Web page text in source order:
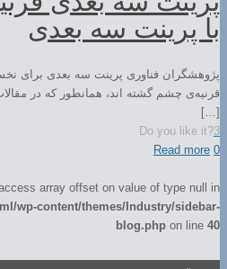
با پرینت سه بعدی
پژوهشگران فناوری پرینت سه بعدی برای
قرنیه‌ی چشم گشته اند، همانطور که در
[…]
Do you like it?3
0
Read more
array offset on value of type null in
wp-content/themes/Industry/sidebar-
blog.php on line 40